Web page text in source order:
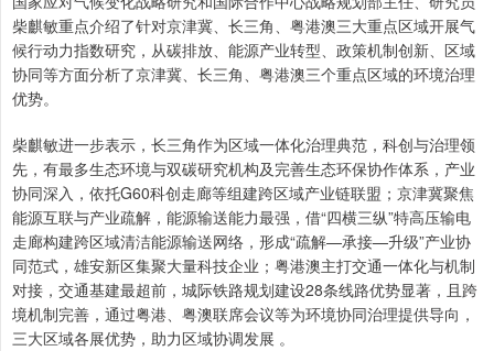
柴麒敏重点介绍了针对京津冀、长三角、粤港澳三大重点区域开展气
候行动力指数研究，从碳排放、能源产业转型、政策机制创新、区域
协同等方面分析了京津冀、长三角、粤港澳三个重点区域的环境治理
优势。
柴麒敏进一步表示，长三角作为区域一体化治理典范，科创与治理领
先，有最多生态环境与双碳研究机构及完善生态环保协作体系，产业
协同深入，依托G60科创走廊等组建跨区域产业链联盟；京津冀聚焦
能源互联与产业疏解，能源输送能力最强，借“四横三纵”特高压输电
走廊构建跨区域清洁能源输送网络，形成“疏解—承接—升级”产业协
同范式，雄安新区集聚大量科技企业；粤港澳主打交通一体化与机制
对接，交通基建最超前，城际铁路规划建设28条线路优势显著，且跨
境机制完善，通过粤港、粤澳联席会议等为环境协同治理提供导向，
三大区域各展优势，助力区域协调发展 。